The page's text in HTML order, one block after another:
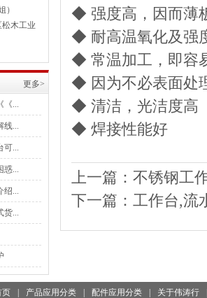
）
木工业
更多>
《...
线...
可...
惑...
绍...
货...
◆ 强度高，因而
◆ 耐高温氧化及
◆ 常温加工，即容
◆ 因为不必表面
◆ 清洁，光洁度
◆ 焊接性能好
上一篇：不锈钢工
下一篇：工作台,流
页 产品应用分类 配件应用分类 关于伟涛行